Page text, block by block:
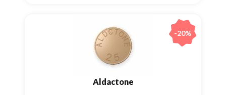
Aldactone
-20%